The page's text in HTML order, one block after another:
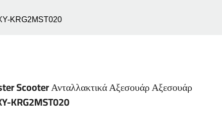
KRG2MST020
Scooter Ανταλλακτικά Αξεσουάρ Αξεσουάρ
KRG2MST020